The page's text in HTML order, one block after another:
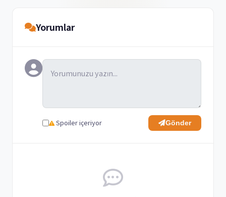
Yorumlar
Spoiler içeriyor Gönder